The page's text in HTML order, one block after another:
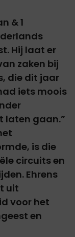
& 1
Hij laat er
zaken bij
die dit jaar
iets moois
laten gaan.”
is die
circuits en
Ehrens
uit
voor het
en